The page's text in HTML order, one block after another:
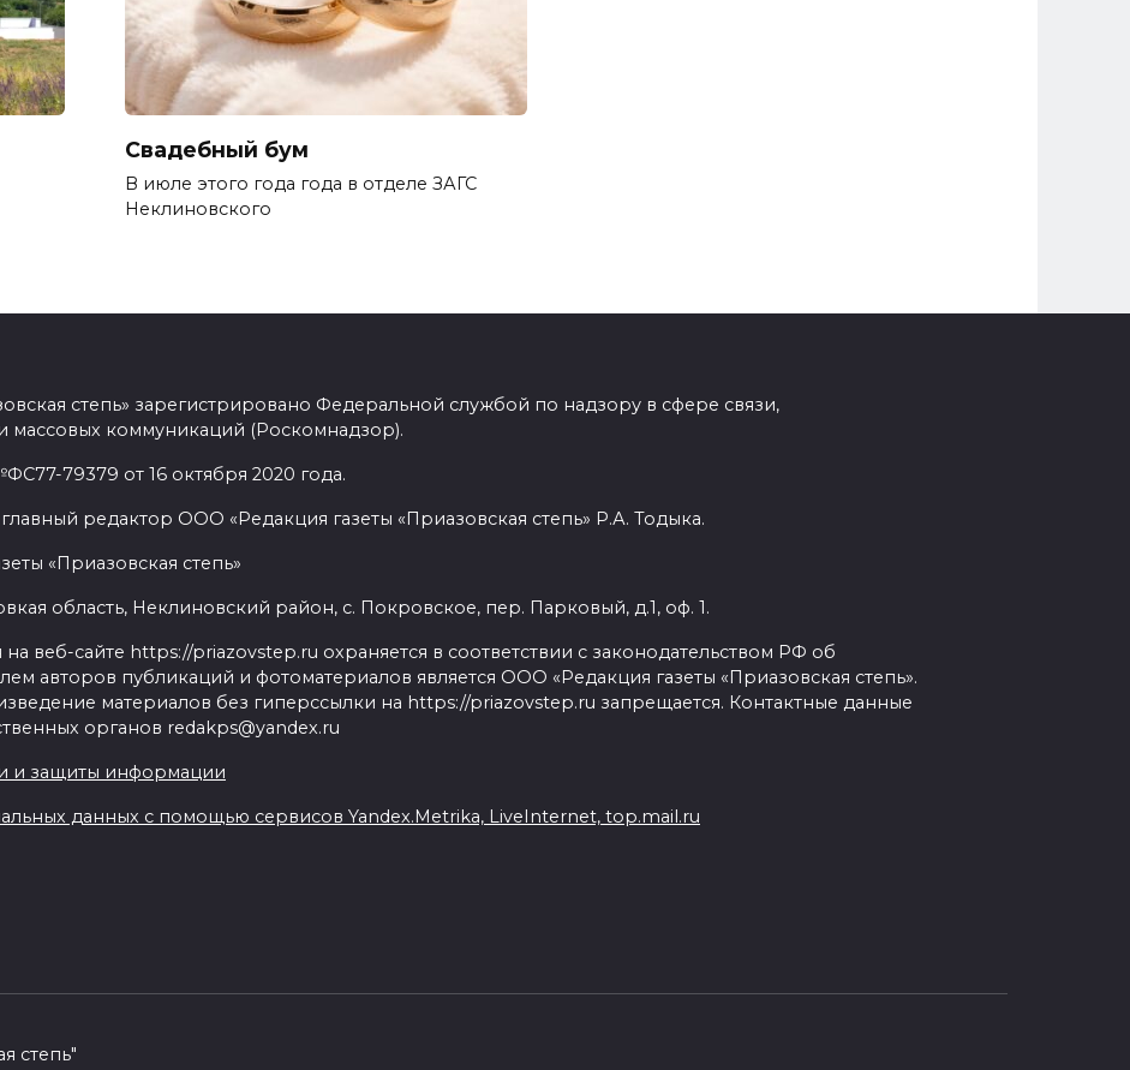
Свадебный бум
В июле этого года года в отделе ЗАГС
Неклиновского
степь» зарегистрировано Федеральной службой по надзору в сфере связи,
массовых коммуникаций (Роскомнадзор).
79379 от 16 октября 2020 года.
редактор ООО «Редакция газеты «Приазовская степь» Р.А. Тодыка.
«Приазовская степь»
область, Неклиновский район, с. Покровское, пер. Парковый, д.1, оф. 1.
веб-сайте https://priazovstep.ru охраняется в соответствии с законодательством РФ об
авторов публикаций и фотоматериалов является ООО «Редакция газеты «Приазовская степь».
материалов без гиперссылки на https://priazovstep.ru запрещается. Контактные данные
органов redakps@yandex.ru
и защиты информации
данных с помощью сервисов Yandex.Metrika, LiveInternet, top.mail.ru
степь"